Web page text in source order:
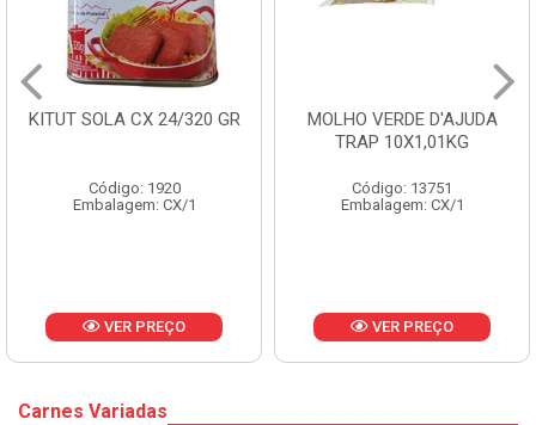
KITUT SOLA CX 24/320 GR
Código: 1920
Embalagem: CX/1
VER PREÇO
MOLHO VERDE D'AJUDA
TRAP 10X1,01KG
Código: 13751
Embalagem: CX/1
VER PREÇO
Carnes Variadas